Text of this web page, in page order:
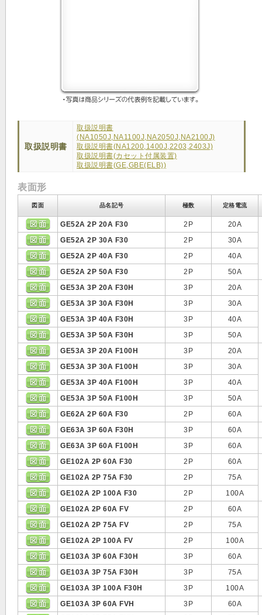
取扱説明書
取扱説明書
(NA1050J,NA1100J,NA2050J,NA2100J)
取扱説明書(NA1200,1400J,2203,2403J)
取扱説明書(カセット付属装置)
取扱説明書(GE,GBE(ELB))
表面形
図面 品名記号 極数 定格電流
GE52A 2P 20A F30 2P
20A
GE52A 2P 30A F30
2P
30A
GE52A 2P 40A F30
2P
40A
GE52A 2P 50A F30
2P
50A
GE53A 3P 20A F30H
3P
20A
GE53A 3P 30A F30H
3P
30A
GE53A 3P 40A F30H
3P
40A
GE53A 3P 50A F30H
3P
50A
GE53A 3P 20A F100H
3P
20A
GE53A 3P 30A F100H
3P
30A
GE53A 3P 40A F100H
3P
40A
GE53A 3P 50A F100H
3P
50A
GE62A 2P 60A F30
2P
60A
GE63A 3P 60A F30H
3P
60A
GE63A 3P 60A F100H
3P
60A
GE102A 2P 60A F30
2P
60A
GE102A 2P 75A F30
2P
75A
GE102A 2P 100A F30
2P
100A
GE102A 2P 60A FV
2P
60A
GE102A 2P 75A FV
2P
75A
GE102A 2P 100A FV
2P
100A
GE103A 3P 60A F30H
3P
60A
GE103A 3P 75A F30H
3P
75A
GE103A 3P 100A F30H
3P
100A
GE103A 3P 60A FVH
3P
60A